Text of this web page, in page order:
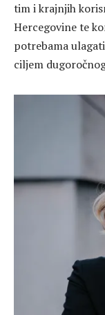
tim i krajnjih
Hercegovine te
potrebama
ciljem